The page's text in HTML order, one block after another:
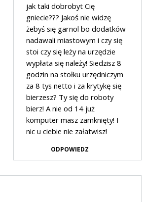
jak taki dobrobyt Cię
gniecie??? Jakoś nie widzę
żebyś się garnol bo dodatków
nadawali miastowym i czy się
stoi czy się leży na urzędzie
wypłata się należy! Siedzisz 8
godzin na stołku urzędniczym
za 8 tys netto i za krytykę się
bierzesz? Ty się do roboty
bierz! A nie od 14 już
komputer masz zamknięty! I
nic u ciebie nie załatwisz!
ODPOWIEDZ